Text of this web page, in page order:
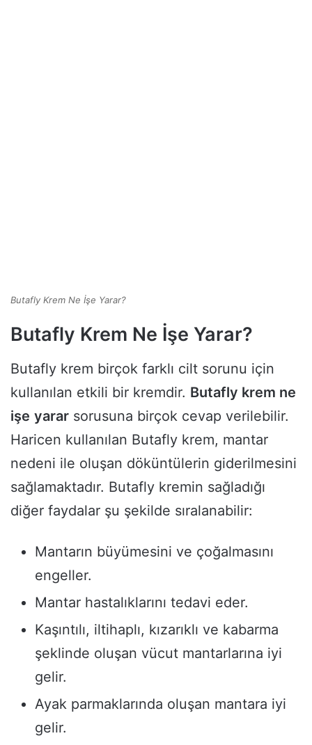
Butafly Krem Ne İşe Yarar?
Butafly Krem Ne İşe Yarar?
Butafly krem birçok farklı cilt sorunu için
kullanılan etkili bir kremdir. Butafly krem ne
işe yarar sorusuna birçok cevap verilebilir.
Haricen kullanılan Butafly krem, mantar
nedeni ile oluşan döküntülerin giderilmesini
sağlamaktadır. Butafly kremin sağladığı
diğer faydalar şu şekilde sıralanabilir:
Mantarın büyümesini ve çoğalmasını
engeller.
Mantar hastalıklarını tedavi eder.
Kaşıntılı, iltihaplı, kızarıklı ve kabarma
şeklinde oluşan vücut mantarlarına iyi
gelir.
Ayak parmaklarında oluşan mantara iyi
gelir.